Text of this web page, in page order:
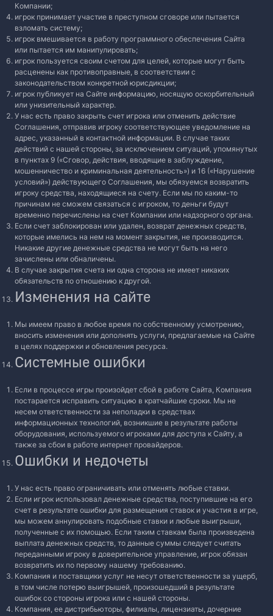
Компании;
игрок принимает участие в преступном сговоре или пытается
взломать систему;
игрок вмешивается в работу программного обеспечения Сайта
или пытается им манипулировать;
игрок пользуется своим счетом для целей, которые могут быть
расценены как противоправные, в соответствии с
законодательством конкретной юрисдикции;
игрок публикует на Сайте информацию, носящую оскорбительный
или унизительный характер.
У нас есть право закрыть счет игрока или отменить действие
Соглашения, отправив игроку соответствующее уведомление на
адрес, указанный в контактной информации. В случае таких
действий с нашей стороны, за исключением ситуаций, упомянутых
в пунктах 9 («Сговор, действия, вводящие в заблуждение,
мошенничество и криминальная деятельность») и 16 («Нарушение
условий») действующего Соглашения, мы обязуемся возвратить
игроку средства, находящиеся на счету. Если мы по каким-то
причинам не сможем связаться с игроком, то деньги будут
временно перечислены на счет Компании или надзорного органа.
Если счет заблокирован или удален, возврат денежных средств,
которые имелись на нем на момент закрытия, не производится.
Никакие другие денежные средства не могут быть на него
зачислены или обналичены.
В случае закрытия счета ни одна сторона не имеет никаких
обязательств по отношению к другой.
Изменения на сайте
Мы имеем право в любое время по собственному усмотрению,
вносить изменения или дополнять услуги, предлагаемые на Сайте
в целях поддержки и обновления ресурса.
Системные ошибки
Если в процессе игры произойдет сбой в работе Сайта, Компания
постарается исправить ситуацию в кратчайшие сроки. Мы не
несем ответственности за неполадки в средствах
информационных технологий, возникшие в результате работы
оборудования, используемого игроками для доступа к Сайту, а
также за сбои в работе интернет провайдеров.
Ошибки и недочеты
У нас есть право ограничивать или отменять любые ставки.
Если игрок использовал денежные средства, поступившие на его
счет в результате ошибки для размещения ставок и участия в игре,
мы можем аннулировать подобные ставки и любые выигрыши,
полученные с их помощью. Если таким ставкам была произведена
выплата денежных средств, то данные суммы следует считать
переданными игроку в доверительное управление, игрок обязан
возвратить их по первому нашему требованию.
Компания и поставщики услуг не несут ответственности за ущерб,
в том числе потерю выигрышей, произошедший в результате
ошибок со стороны игрока или с нашей стороны.
Компания, ее дистрибьюторы, филиалы, лицензиаты, дочерние